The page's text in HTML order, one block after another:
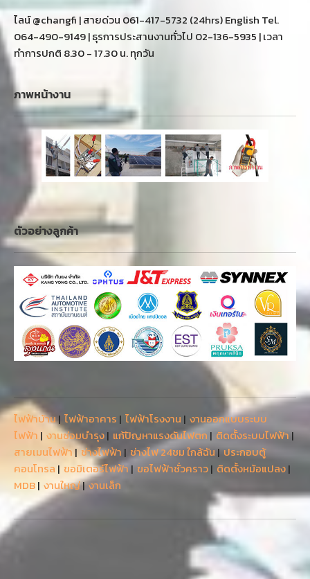
ไลน์ @changfi | สายด่วน 061-417-5732 (24hrs) English Tel.
064-490-9149 | ธุรการประสานงานทั่วไป 02-136-5935 | เวลา
ทำการปกติ 8.30 - 17.30 น. ทุกวัน
ภาพหน้างาน
ตัวอย่างลูกค้า
ไฟฟ้าบ้าน| ไฟฟ้าอาคาร | ไฟฟ้าโรงงาน | งานออกแบบระบบ
ไฟฟ้า | งานซ่อมบำรุง| แก้ปัญหาแรงดันไฟตก | ติดตั้งระบบไฟฟ้า|
สายเมนไฟฟ้า |ช่างไฟฟ้า | ช่างไฟ 24ชม ใกล้ฉัน|ประกอบตู้
คอนโทรล | ขอมิเตอร์ไฟฟ้า | ขอไฟฟ้าชั่วคราว| ติดตั้งหม้อแปลง|
MDB| งานใหญ่|งานเล็ก